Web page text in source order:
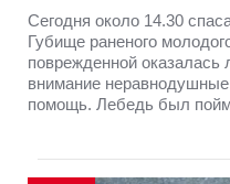
Сегодня около 14.30
Губище раненого
поврежденной оказалась
внимание
помощь. Лебедь был